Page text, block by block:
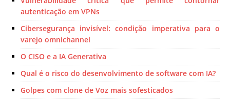
autenticação em VPNs
Cibersegurança invisível: condição imperativa para o
varejo omnichannel
O CISO e a IA Generativa
Qual é o risco do desenvolvimento de software com IA?
Golpes com clone de Voz mais sofesticados